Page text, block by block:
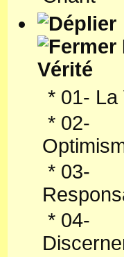
Vérité
* 01- La
* 02-
* 03-
* 04-